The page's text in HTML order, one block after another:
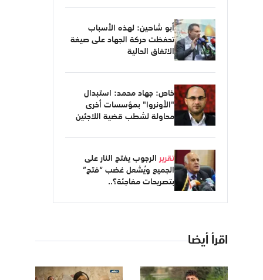
أبو شاهين: لهذه الأسباب
تحفظت حركة الجهاد على صيغة
الاتفاق الحالية
خاص: جهاد محمد: استبدال
"الأونروا" بمؤسسات أخرى
محاولة لشطب قضية اللاجئين
تقرير الرجوب يفتح النار على
الجميع ويُشعل غضب “فتح”
بتصريحات مفاجئة؟..
اقرأ أيضا